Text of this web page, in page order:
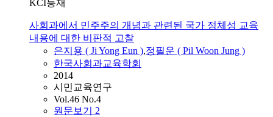
KCI등재
사회과에서 민주주의 개념과 관련된 국가 정체성 교육
내용에 대한 비판적 고찰
은지용 ( Ji Yong Eun ),정필운 ( Pil Woon Jung )
한국사회과교육학회
2014
시민교육연구
Vol.46 No.4
원문보기 2